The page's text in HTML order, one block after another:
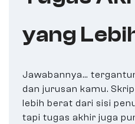
yang
Jawabannya…
dan jurusan kamu.
lebih berat dari sisi
tapi tugas akhir juga